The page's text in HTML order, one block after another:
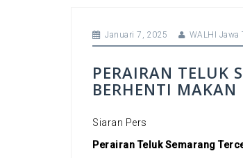
Januari 7, 2025 WALHI Jawa
PERAIRAN TELUK
BERHENTI MAKAN
Siaran Pers
Perairan Teluk Semarang